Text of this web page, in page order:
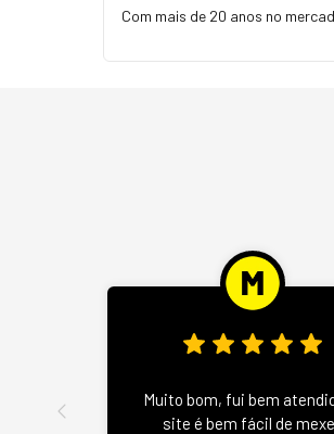
Com mais de 20 anos no
Muito bom, fui bem
site é bem fácil de